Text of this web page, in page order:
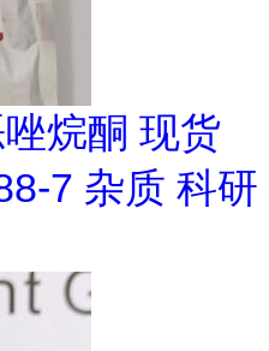
烷酮 现货
7 杂质 科研